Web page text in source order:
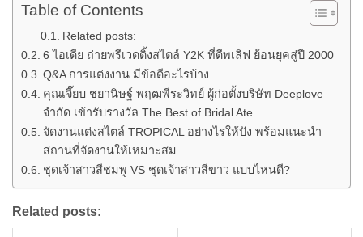
Table of Contents
Related posts:
6 ไอเดีย ถ่ายพรีเวดดิ้งสไตล์ Y2K ที่ดีพเลิฟ ย้อนยุคสู่ปี 2000
Q&A การแต่งงาน มีข้อดีอะไรบ้าง
คุณเจี๊ยบ ชยานิษฐ์ พฤฒพีระวิทย์ ผู้ก่อตั้งบริษัท Deeplove
จำกัด เข้ารับรางวัล The Best of Bridal Ate…
จัดงานแต่งสไตล์ TROPICAL อย่างไรให้ปัง พร้อมแนะนำ
สถานที่จัดงานให้เหมาะสม
ชุดเจ้าสาวสีชมพู VS ชุดเจ้าสาวสีขาว แบบไหนดี?
Related posts: